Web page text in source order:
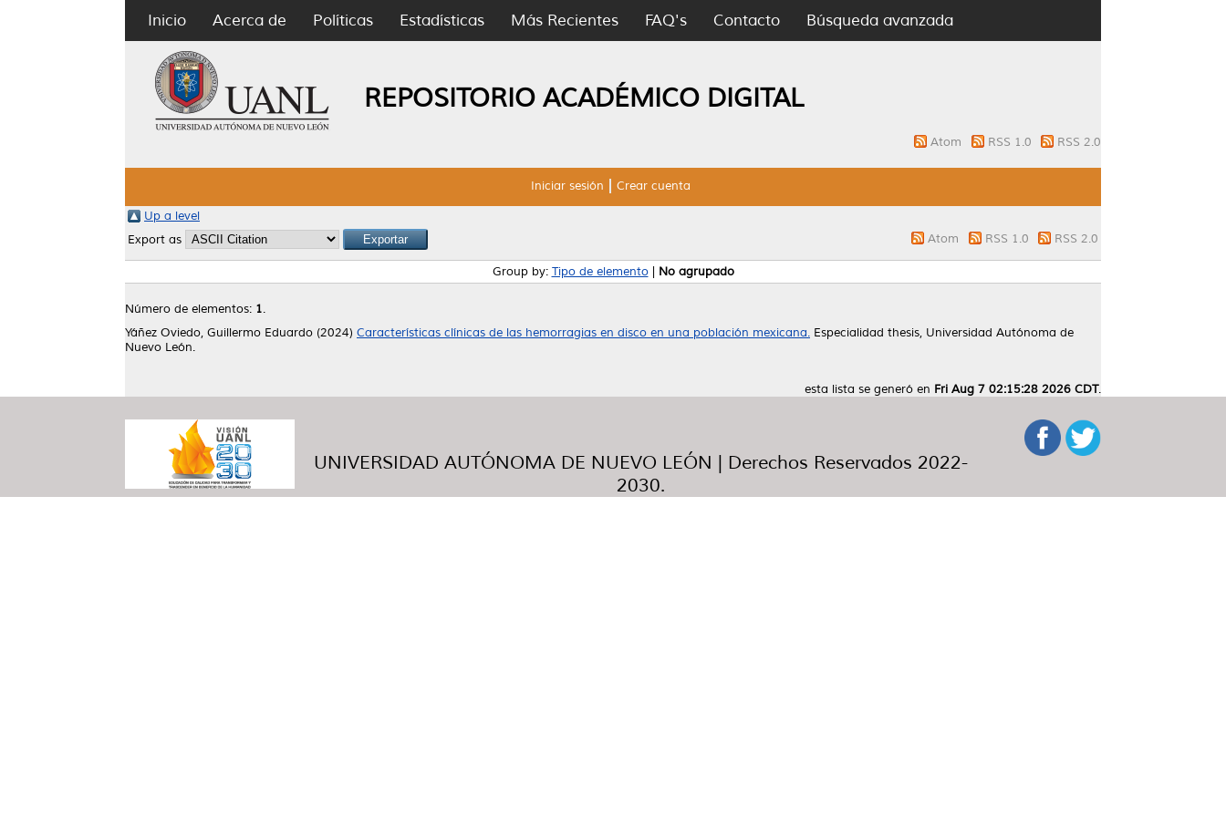
Inicio Acerca de Políticas Estadísticas Más Recientes FAQ's Contacto Búsqueda avanzada
REPOSITORIO ACADÉMICO DIGITAL
Atom RSS 1.0 RSS 2.0
Iniciar sesión Crear cuenta
Up a level
Export as
Atom RSS 1.0 RSS 2.0
Group by: Tipo de elemento| No agrupado
Número de elementos: 1.
Yáñez Oviedo, Guillermo Eduardo (2024) Características clínicas de las hemorragias en disco en una población mexicana. Especialidad thesis, Universidad Autónoma de
Nuevo León.
esta lista se generó en Fri Aug 7 02:15:28 2026 CDT.
UNIVERSIDAD AUTÓNOMA DE NUEVO LEÓN | Derechos Reservados 2022-
2030.